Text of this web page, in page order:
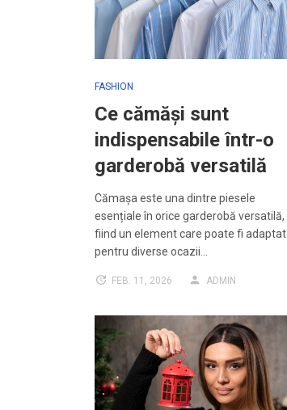
FASHION
Ce cămăși sunt
indispensabile într-o
garderobă versatilă
Cămașa este una dintre piesele
esențiale în orice garderobă versatilă,
fiind un element care poate fi adaptat
pentru diverse ocazii…
FEB. 11, 2026 ADMIN